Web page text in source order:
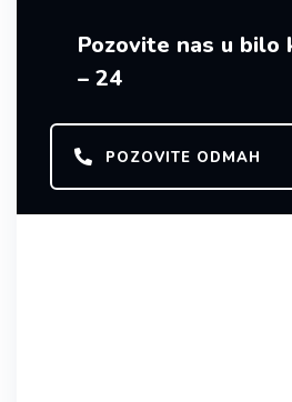
Pozovite nas u bilo
– 24
POZOVITE ODMAH